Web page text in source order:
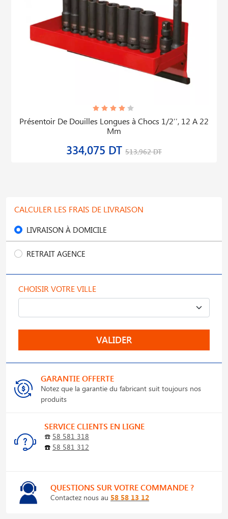
Présentoir De Douilles Longues à Chocs 1/2′′, 12 A 22
Mm
334,075 DT 513,962 DT
CALCULER LES FRAIS DE LIVRAISON
LIVRAISON À DOMICILE
RETRAIT AGENCE
CHOISIR VOTRE VILLE
VALIDER
GARANTIE OFFERTE
Notez que la garantie du fabricant suit toujours nos
produits
SERVICE CLIENTS EN LIGNE
☎️ 58 581 318
☎️ 58 581 312
QUESTIONS SUR VOTRE COMMANDE ?
Contactez nous au 58 58 13 12